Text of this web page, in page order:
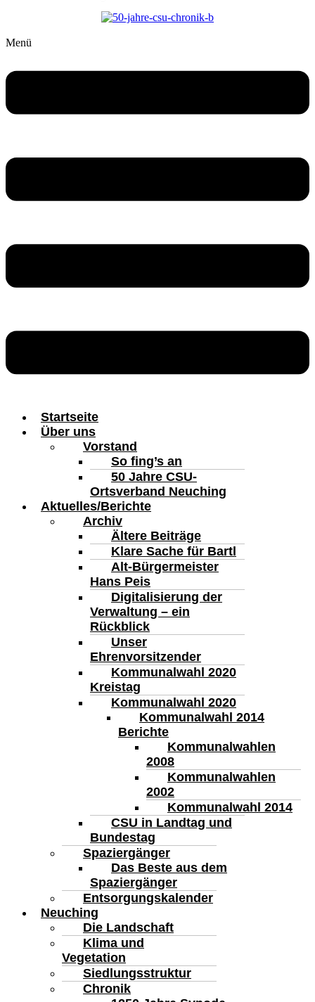
Menü
Startseite
Über uns
Vorstand
So fing’s an
50 Jahre CSU-
Ortsverband Neuching
Aktuelles/Berichte
Archiv
Ältere Beiträge
Klare Sache für Bartl
Alt-Bürgermeister
Hans Peis
Digitalisierung der
Verwaltung – ein
Rückblick
Unser
Ehrenvorsitzender
Kommunalwahl 2020
Kreistag
Kommunalwahl 2020
Kommunalwahl 2014
Berichte
Kommunalwahlen
2008
Kommunalwahlen
2002
Kommunalwahl 2014
CSU in Landtag und
Bundestag
Spaziergänger
Das Beste aus dem
Spaziergänger
Entsorgungskalender
Neuching
Die Landschaft
Klima und
Vegetation
Siedlungsstruktur
Chronik